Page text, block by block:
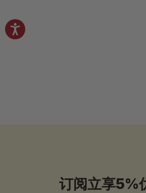
有机冰糖燕窝饮料 - 原味 - 6或12瓶
x 240毫升（8盎司）
起订阅立享5%